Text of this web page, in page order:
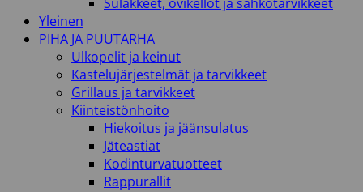
Yleinen
PIHA JA PUUTARHA
Ulkopelit ja keinut
Kastelujärjestelmät ja tarvikkeet
Grillaus ja tarvikkeet
Kiinteistönhoito
Hiekoitus ja jäänsulatus
Jäteastiat
Kodinturvatuotteet
Rappurallit